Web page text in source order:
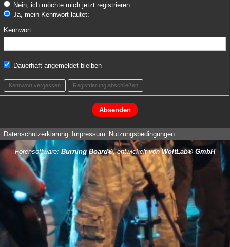
Nein, ich möchte mich jetzt registrieren.
Ja, mein Kennwort lautet:
Kennwort
Dauerhaft angemeldet bleiben
Kennwort vergessen Registrierung abschließen
Datenschutzerklärung Impressum Nutzungsbedingungen
Forensoftware: Burning Board®, entwickelt vonWoltLab® GmbH